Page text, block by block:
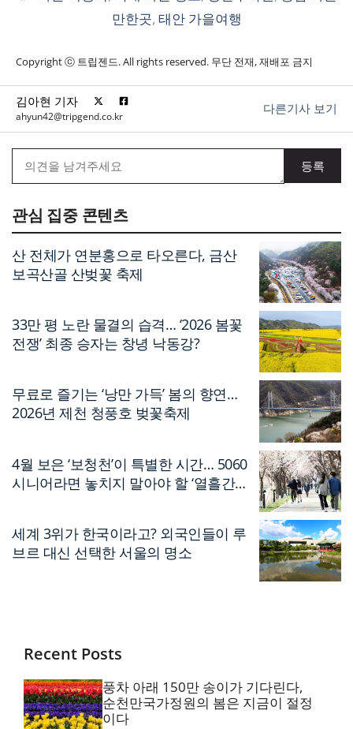
만한곳, 태안 가을여행
Copyright ⓒ 트립젠드. All rights reserved. 무단 전재, 재배포 금지
김아현 기자
ahyun42@tripgend.co.kr
다른기사 보기
관심 집중 콘텐츠
산 전체가 연분홍으로 타오른다, 금산
보곡산골 산벚꽃 축제
33만 평 노란 물결의 습격… ‘2026 봄꽃
전쟁’ 최종 승자는 창녕 낙동강?
무료로 즐기는 ‘낭만 가득’ 봄의 향연…
2026년 제천 청풍호 벚꽃축제
4월 보은 ‘보청천’이 특별한 시간… 5060
시니어라면 놓치지 말아야 할 ‘열흘간의
세계 3위가 한국이라고? 외국인들이 루
브르 대신 선택한 서울의 명소
Recent Posts
풍차 아래 150만 송이가 기다린다,
순천만국가정원의 봄은 지금이 절정
이다